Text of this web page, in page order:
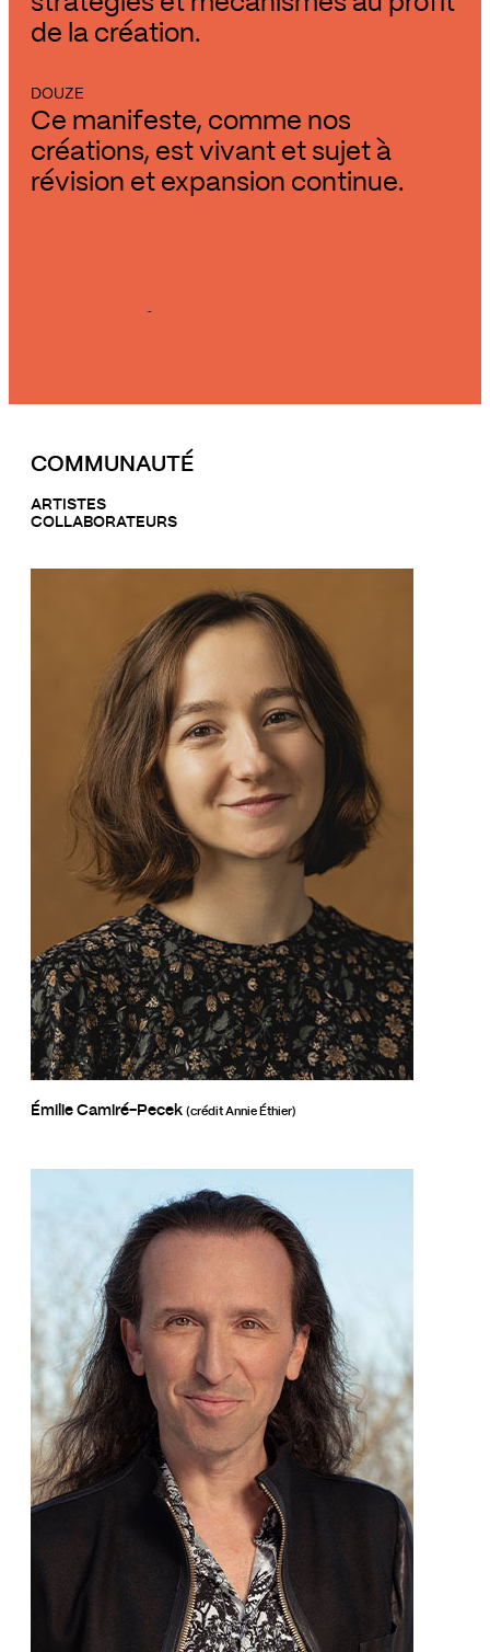
de la création.
DOUZE
Ce manifeste, comme nos
créations, est vivant et sujet à
révision et expansion continue.
COMMUNAUTÉ
ARTISTES
COLLABORATEURS
Émilie Camiré-Pecek (crédit Annie Éthier)